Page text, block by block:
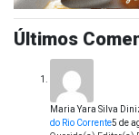
Últimos
Maria Yara Silva
do Rio Corrente5 de